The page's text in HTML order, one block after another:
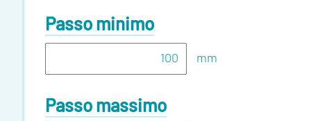
Jobs
Contact
Passo minimo
mm
Passo massimo